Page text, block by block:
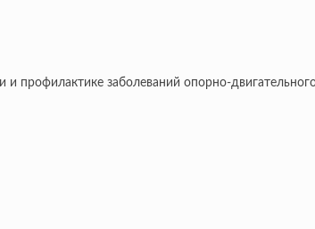
профилактике заболеваний опорно-